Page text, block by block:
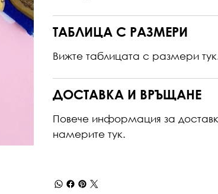
ТАБЛИЦА С РАЗМЕРИ
Вижте таблицата с размери
ДОСТАВКА И ВРЪЩАНЕ
Повече информация за
намеритетук.